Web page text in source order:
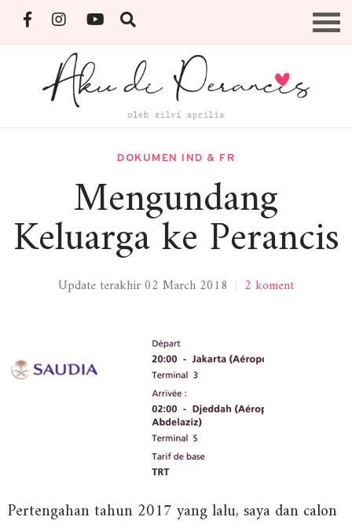
Skip
to
Menu
DOKUMEN IND & FR
Mengundang
Keluarga ke Perancis
Update terakhir 02 March 2018 2 koment
Pertengahan tahun 2017 yang lalu, saya dan calon